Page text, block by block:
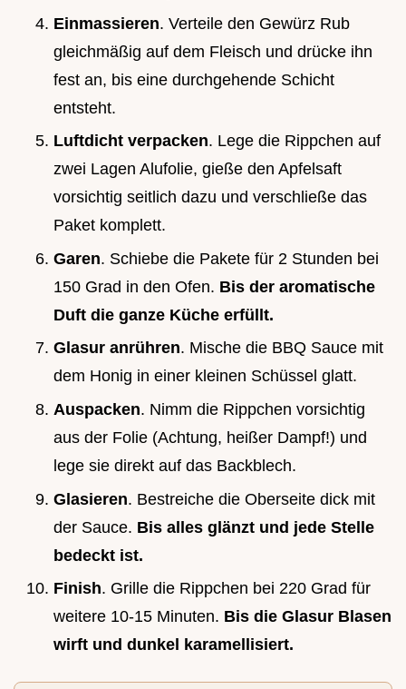
Einmassieren. Verteile den Gewürz Rub
gleichmäßig auf dem Fleisch und drücke ihn
fest an, bis eine durchgehende Schicht
entsteht.
Luftdicht verpacken. Lege die Rippchen auf
zwei Lagen Alufolie, gieße den Apfelsaft
vorsichtig seitlich dazu und verschließe das
Paket komplett.
Garen. Schiebe die Pakete für 2 Stunden bei
150 Grad in den Ofen. Bis der aromatische
Duft die ganze Küche erfüllt.
Glasur anrühren. Mische die BBQ Sauce mit
dem Honig in einer kleinen Schüssel glatt.
Auspacken. Nimm die Rippchen vorsichtig
aus der Folie (Achtung, heißer Dampf!) und
lege sie direkt auf das Backblech.
Glasieren. Bestreiche die Oberseite dick mit
der Sauce. Bis alles glänzt und jede Stelle
bedeckt ist.
Finish. Grille die Rippchen bei 220 Grad für
weitere 10-15 Minuten. Bis die Glasur Blasen
wirft und dunkel karamellisiert.